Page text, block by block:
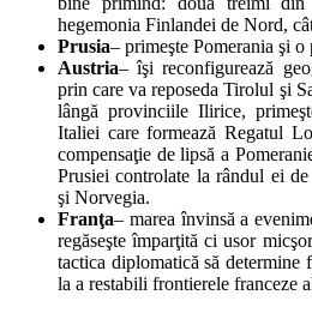
hegemonia Finlandei de Nord,
Prusia– primeşte Pomerania şi o
Austria– îşi reconfigurează
prin care va reposeda Tirolul şi
lângă provinciile Ilirice,
Italiei care formează Regatul
compensaţie de lipsă a
Prusiei controlate la rândul ei
şi Norvegia.
Franţa– marea învinsă a
regăseşte împarţită ci usor
tactica diplomatică să determine
la a restabili frontierele franceze